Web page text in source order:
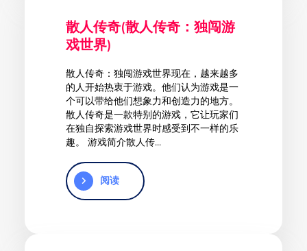
散人传奇(散人传奇：独闯游
戏世界)
散人传奇：独闯游戏世界现在，越来越多
的人开始热衷于游戏。他们认为游戏是一
个可以带给他们想象力和创造力的地方。
散人传奇是一款特别的游戏，它让玩家们
在独自探索游戏世界时感受到不一样的乐
趣。 游戏简介散人传...
阅读